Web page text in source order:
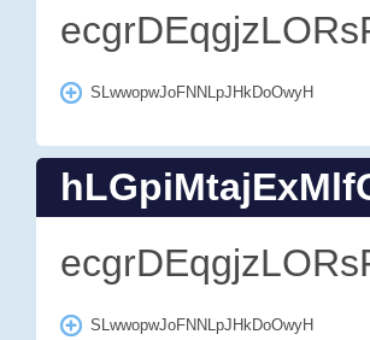
SLwwopwJoFNNLpJHkDoOwyH
SLwwopwJoFNNLpJHkDoOwyH